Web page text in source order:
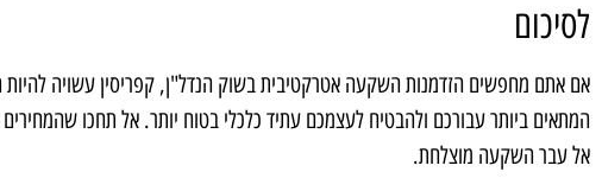
לסיכום
אם אתם מחפשים הזדמנות השקעה אטרקטיבית בשוק הנדל"ן, קפריסין עשויה
המתאים ביותר עבורכם ולהבטיח לעצמכם עתיד כלכלי בטוח יותר. אל תחכו
אל עבר השקעה מוצלחת.